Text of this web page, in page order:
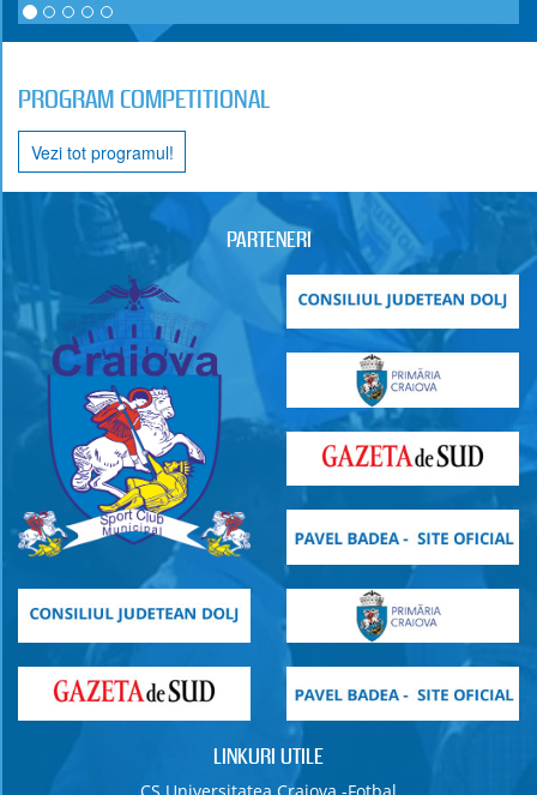
PROGRAM COMPETITIONAL
Vezi tot programul!
PARTENERI
LINKURI UTILE